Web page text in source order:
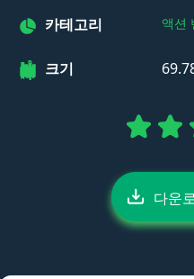
카테고리 액션
크기
다운